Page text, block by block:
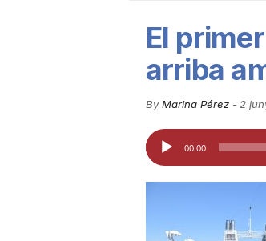
u
t
a
El
arriba
By Marina Pérez- 2
Reproductor
d'àudio
00:00